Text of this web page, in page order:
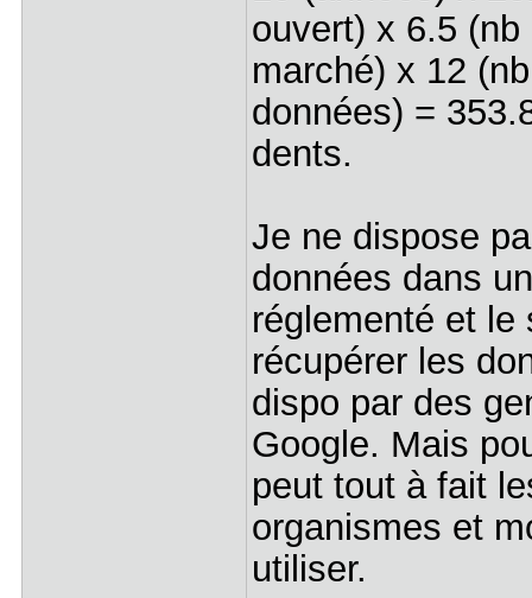
ouvert) x 6.5
marché) x 12
données) =
dents.
Je ne dispose
données dans
réglementé et le
récupérer les
dispo par des
Google. Mais
peut tout à fait
organismes et
utiliser.